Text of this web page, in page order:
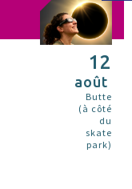
12
août
Butte
(à côté
du
skate
park)